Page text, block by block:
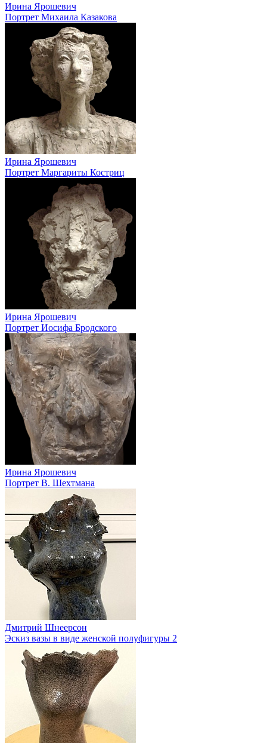
Ирина Ярошевич
Портрет Михаила Казакова
Ирина Ярошевич
Портрет Маргариты Костриц
Ирина Ярошевич
Портрет Иосифа Бродского
Ирина Ярошевич
Портрет В. Шехтмана
Дмитрий Шнеерсон
Эскиз вазы в виде женской полуфигуры 2